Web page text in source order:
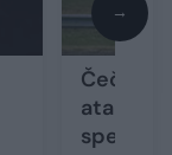
ataka:
→